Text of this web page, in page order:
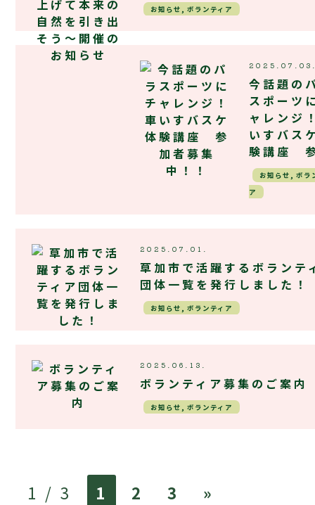
お知らせ, ボランティア
今話題の
スポーツ
ャレンジ
いすバス
験講座
お知らせ, ボラ
ア
2025.07.01.
草加市で活躍するボランテ
団体一覧を発行しました！
お知らせ, ボランティア
2025.06.13.
ボランティア募集のご案内
お知らせ, ボランティア
1 / 3 1 2 3 »